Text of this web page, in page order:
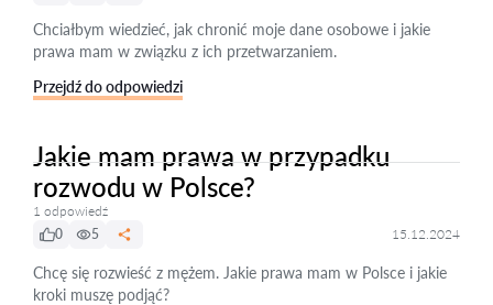
Chciałbym wiedzieć, jak chronić moje dane osobowe i jakie
prawa mam w związku z ich przetwarzaniem.
Przejdź do odpowiedzi
Jakie mam prawa w przypadku
rozwodu w Polsce?
1 odpowiedź
0
5 15.12.2024
Chcę się rozwieść z mężem. Jakie prawa mam w Polsce i jakie
kroki muszę podjąć?